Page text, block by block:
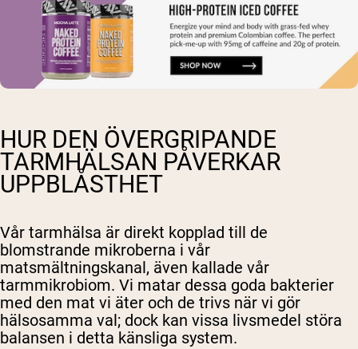
HUR DEN ÖVERGRIPANDE
TARMHÄLSAN PÅVERKAR
UPPBLÅSTHET
Vår tarmhälsa är direkt kopplad till de
blomstrande mikroberna i vår
matsmältningskanal, även kallade vår
tarmmikrobiom. Vi matar dessa goda bakterier
med den mat vi äter och de trivs när vi gör
hälsosamma val; dock kan vissa livsmedel störa
balansen i detta känsliga system.